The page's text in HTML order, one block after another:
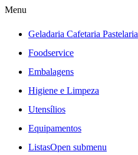
Menu
Geladaria Cafetaria Pastelaria
Foodservice
Embalagens
Higiene e Limpeza
Utensílios
Equipamentos
ListasOpen submenu